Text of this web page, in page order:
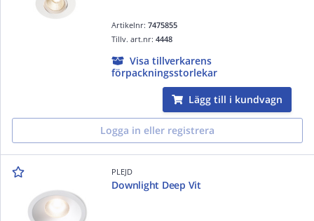
Artikelnr:7475855
Tillv. art.nr:4448
Visa tillverkarens
förpackningsstorlekar
Lägg till i kundvagn
Logga in eller registrera
PLEJD
Downlight Deep Vit